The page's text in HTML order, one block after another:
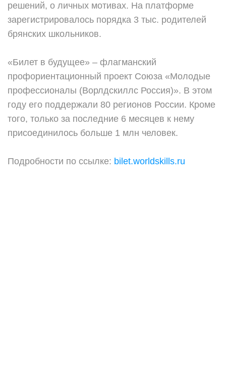
решений, о личных мотивах. На платформе
зарегистрировалось порядка 3 тыс. родителей
брянских школьников.
«Билет в будущее» – флагманский
профориентационный проект Союза «Молодые
профессионалы (Ворлдскиллс Россия)». В этом
году его поддержали 80 регионов России. Кроме
того, только за последние 6 месяцев к нему
присоединилось больше 1 млн человек.
Подробности по ссылке: bilet.worldskills.ru